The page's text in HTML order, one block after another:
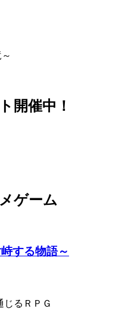
開催中！
ゲーム
する物語～
じるＲＰＧ